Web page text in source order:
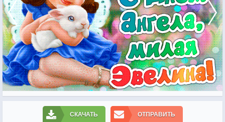
СКАЧАТЬ ОТПРАВИТЬ